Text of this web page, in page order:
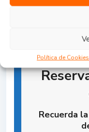
Política de Cookies
Recuerda